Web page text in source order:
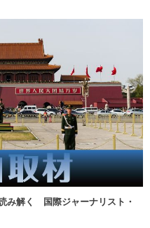
み解く 国際ジャーナリスト・